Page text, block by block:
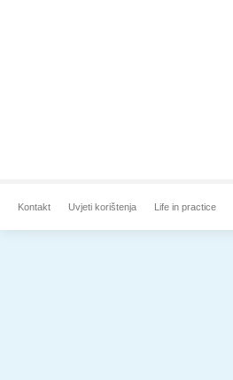
Kontakt Uvjeti korištenja Life in practice